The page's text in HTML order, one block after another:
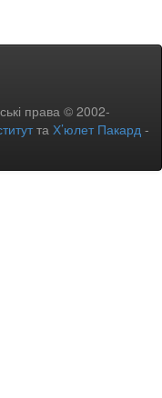
права © 2002-
та Х’юлет Пакард -